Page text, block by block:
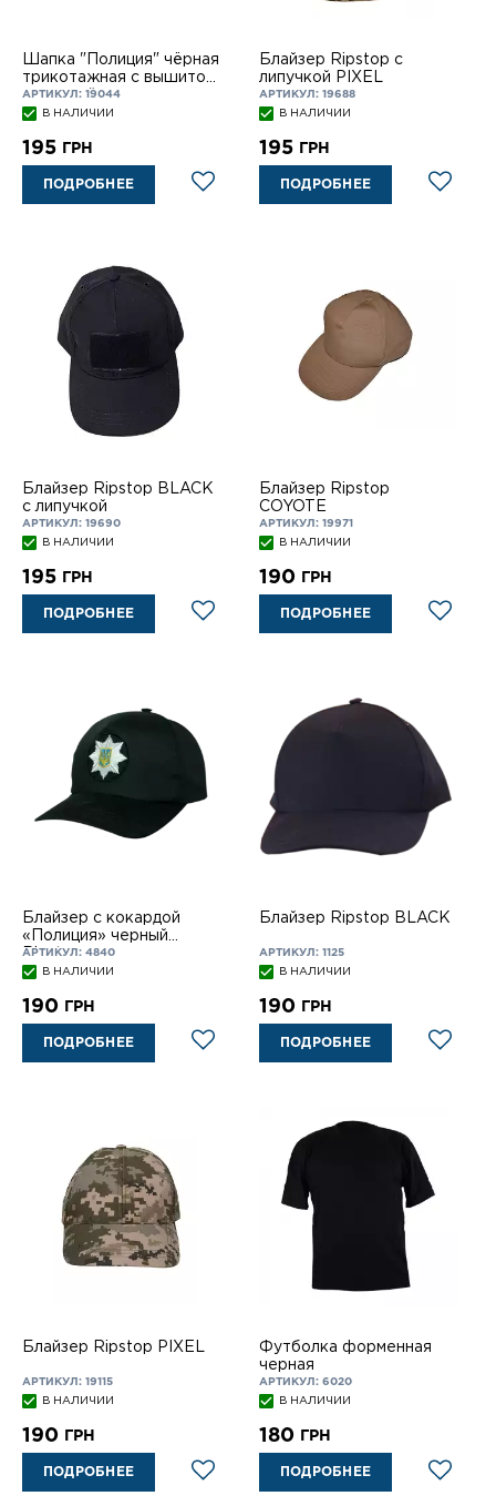
Шапка "Полиция" чёрная
трикотажная с вышитой
кокардой
АРТИКУЛ: 19044
В НАЛИЧИИ
195 ГРН
ПОДРОБНЕЕ
Блайзер Ripstop с
липучкой PIXEL
АРТИКУЛ: 19688
В НАЛИЧИИ
195 ГРН
ПОДРОБНЕЕ
Блайзер Ripstop BLACK
с липучкой
АРТИКУЛ: 19690
В НАЛИЧИИ
195 ГРН
ПОДРОБНЕЕ
Блайзер Ripstop
COYOTE
АРТИКУЛ: 19971
В НАЛИЧИИ
190 ГРН
ПОДРОБНЕЕ
Блайзер с кокардой
«Полиция» черный
Ripstop
АРТИКУЛ: 4840
В НАЛИЧИИ
190 ГРН
ПОДРОБНЕЕ
Блайзер Ripstop BLACK
АРТИКУЛ: 1125
В НАЛИЧИИ
190 ГРН
ПОДРОБНЕЕ
Блайзер Ripstop PIXEL
АРТИКУЛ: 19115
В НАЛИЧИИ
190 ГРН
ПОДРОБНЕЕ
Футболка форменная
черная
АРТИКУЛ: 6020
В НАЛИЧИИ
180 ГРН
ПОДРОБНЕЕ